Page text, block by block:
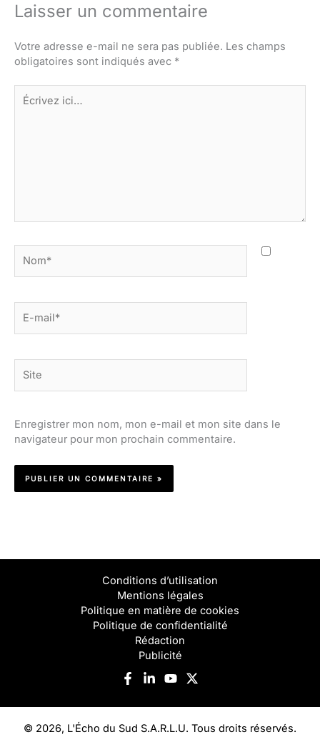
Laisser un commentaire
Votre adresse e-mail ne sera pas publiée. Les champs
obligatoires sont indiqués avec *
Écrivez
ici…
mail*
Enregistrer mon nom, mon e-mail et mon site dans le
navigateur pour mon prochain commentaire.
Conditions d’utilisation
Mentions légales
Politique en matière de cookies
Politique de confidentialité
Rédaction
Publicité
© 2026, L'Écho du Sud S.A.R.L.U. Tous droits réservés.